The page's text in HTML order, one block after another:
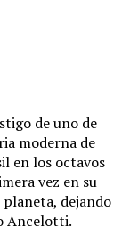
de uno de
moderna de
en los octavos
vez en su
dejando
Ancelotti.